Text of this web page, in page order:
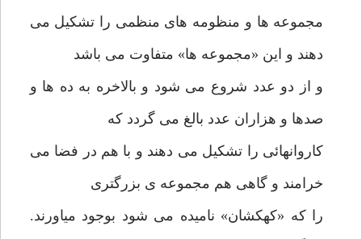
مجموعه ها و منظومه های منظمی را تشکیل می
دهند و این «مجموعه ها» متفاوت می باشد
و از دو عدد شروع می شود و بالاخره به ده ها و
صدها و هزاران عدد بالغ می گردد که
کاروانهائی را تشکیل می دهند و با هم در فضا می
خرامند و گاهی هم مجموعه ی بزرگتری
را که «کهکشان» نامیده می شود بوجود میاورند.